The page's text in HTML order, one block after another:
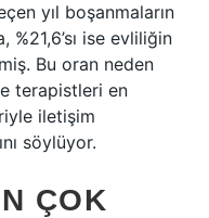
yıl boşanmaların
%21,6’sı ise evliliğin
Bu oran neden
terapistleri en
iletişim
söylüyor.
ÇOK